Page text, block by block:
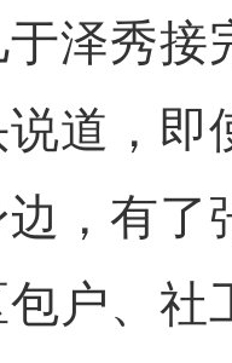
泽秀接
说道，即
，有了
户、社